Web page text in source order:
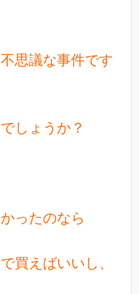
思議な事件です
しょうか？
ったのなら
買えばいいし、